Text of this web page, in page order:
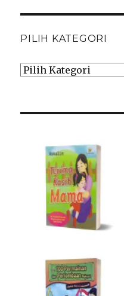
PILIH KATEGORI
Pilih